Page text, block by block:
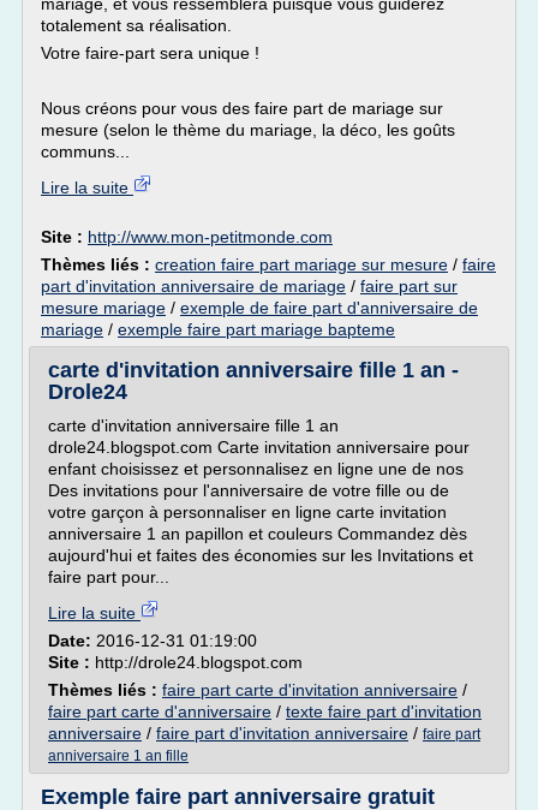
totalement sa réalisation.
Votre faire-part sera unique !
Nous créons pour vous des faire part de mariage sur
mesure (selon le thème du mariage, la déco, les goûts
communs...
Lire la suite
Site : http://www.mon-petitmonde.com
Thèmes liés : creation faire part mariage sur mesure / faire
part d'invitation anniversaire de mariage / faire part sur
mesure mariage / exemple de faire part d'anniversaire de
mariage / exemple faire part mariage bapteme
carte d'invitation anniversaire fille 1 an -
Drole24
carte d'invitation anniversaire fille 1 an
drole24.blogspot.com Carte invitation anniversaire pour
enfant choisissez et personnalisez en ligne une de nos
Des invitations pour l'anniversaire de votre fille ou de
votre garçon à personnaliser en ligne carte invitation
anniversaire 1 an papillon et couleurs Commandez dès
aujourd'hui et faites des économies sur les Invitations et
faire part pour...
Lire la suite
Date: 2016-12-31 01:19:00
Site : http://drole24.blogspot.com
Thèmes liés : faire part carte d'invitation anniversaire /
faire part carte d'anniversaire / texte faire part d'invitation
anniversaire / faire part d'invitation anniversaire / faire part
anniversaire 1 an fille
Exemple faire part anniversaire gratuit